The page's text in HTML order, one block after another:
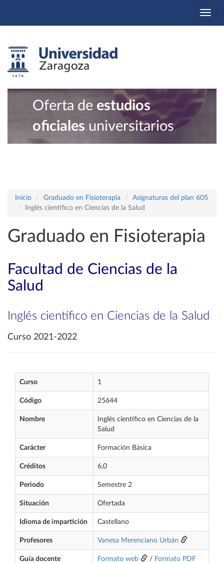
Oferta de estudios
oficiales universitarios
Inicio Graduado en Fisioterapia
Asignaturas del plan 605
Inglés científico en Ciencias de la Salud
Graduado en Fisioterapia
Facultad de Ciencias de la
Salud
Inglés científico en Ciencias de la Salud
Curso 2021-2022
Curso 1
Código 25644
Nombre
Inglés científico en Ciencias de la
Salud
Carácter Formación Básica
Créditos 6,0
Periodo Semestre 2
Situación Ofertada
Idioma de impartición Castellano
Profesores Vanesa Merenciano Urbán
Guía docente Formato web / Formato PDF